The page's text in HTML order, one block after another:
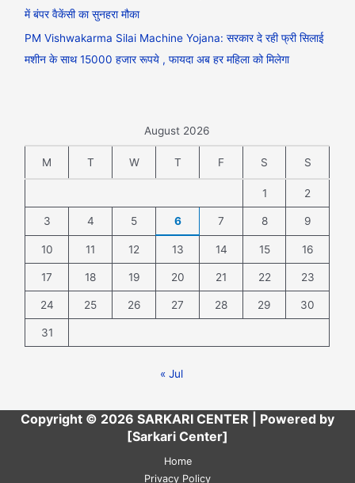
में बंपर वैकेंसी का सुनहरा मौका
PM Vishwakarma Silai Machine Yojana: सरकार दे रही फ्री सिलाई
मशीन के साथ 15000 हजार रूपये , फायदा अब हर महिला को मिलेगा
August 2026
M T W T F S S
1 2
3 4 5 6 7 8 9
10 11 12 13 14 15 16
17 18 19 20 21 22 23
24 25 26 27 28 29 30
31
« Jul
Copyright © 2026 SARKARI CENTER | Powered by
[Sarkari Center]
Home
Privacy Policy